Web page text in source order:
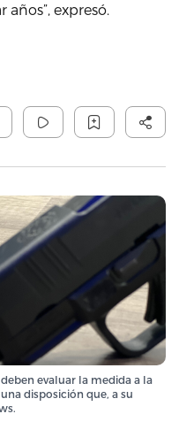
expresó.
evaluar la medida a la
disposición que, a su